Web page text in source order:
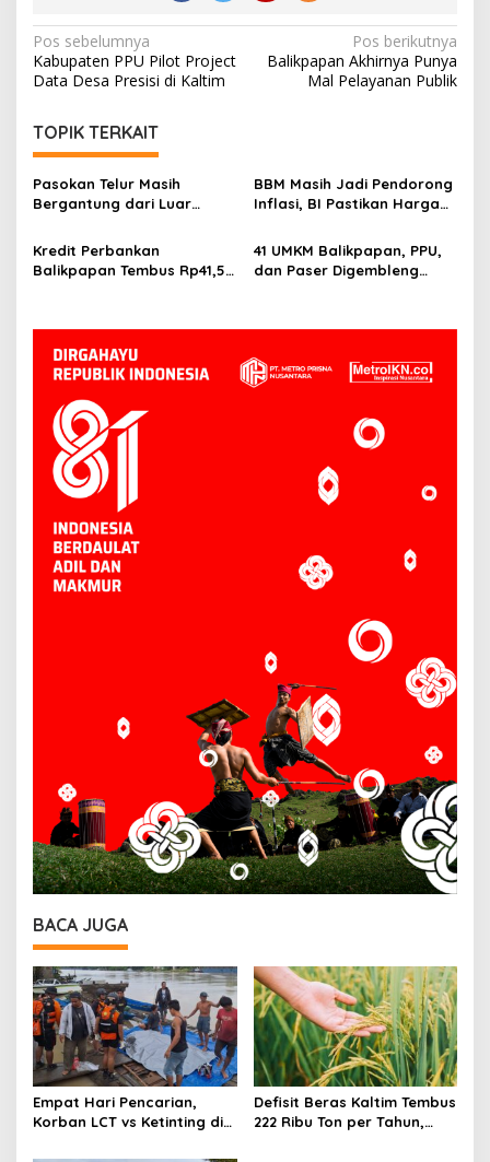
Navigasi
pos
Pos sebelumnya
Kabupaten PPU Pilot Project
Data Desa Presisi di Kaltim
Pos berikutnya
Balikpapan Akhirnya Punya
Mal Pelayanan Publik
TOPIK TERKAIT
Pasokan Telur Masih
Bergantung dari Luar
Siapkan Peternak Baru
BBM Masih Jadi Pendorong
Inflasi, BI Pastikan Harga
PPU Terkendali
Kredit Perbankan
Balikpapan Tembus Rp41,5
41 UMKM Balikpapan, PPU,
dan Paser Digembleng
BACA JUGA
Empat Hari Pencarian,
Korban LCT vs Ketinting di
Defisit Beras Kaltim Tembus
222 Ribu Ton per Tahun,